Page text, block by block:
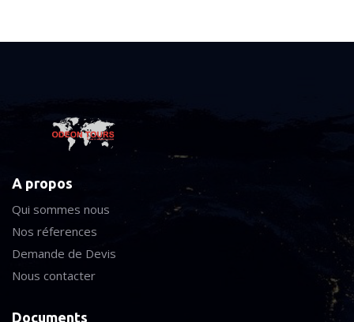
A propos
Qui sommes nous
Nos réferences
Demande de Devis
Nous contacter
Documents